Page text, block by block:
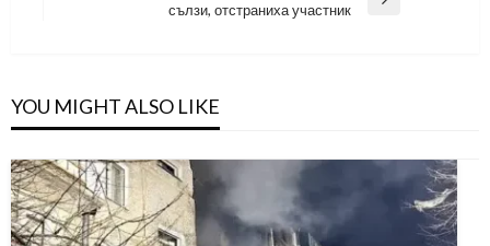
сълзи, отстраниха участник
YOU MIGHT ALSO LIKE